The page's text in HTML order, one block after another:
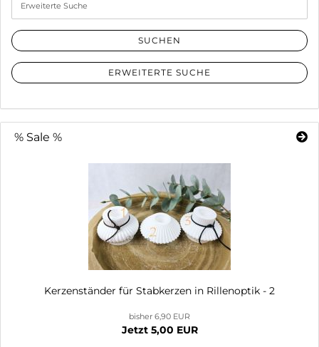
Suche
SUCHEN
ERWEITERTE SUCHE
% Sale %
Kerzenständer für Stabkerzen in Rillenoptik - 2
bisher 6,90 EUR
Jetzt 5,00 EUR